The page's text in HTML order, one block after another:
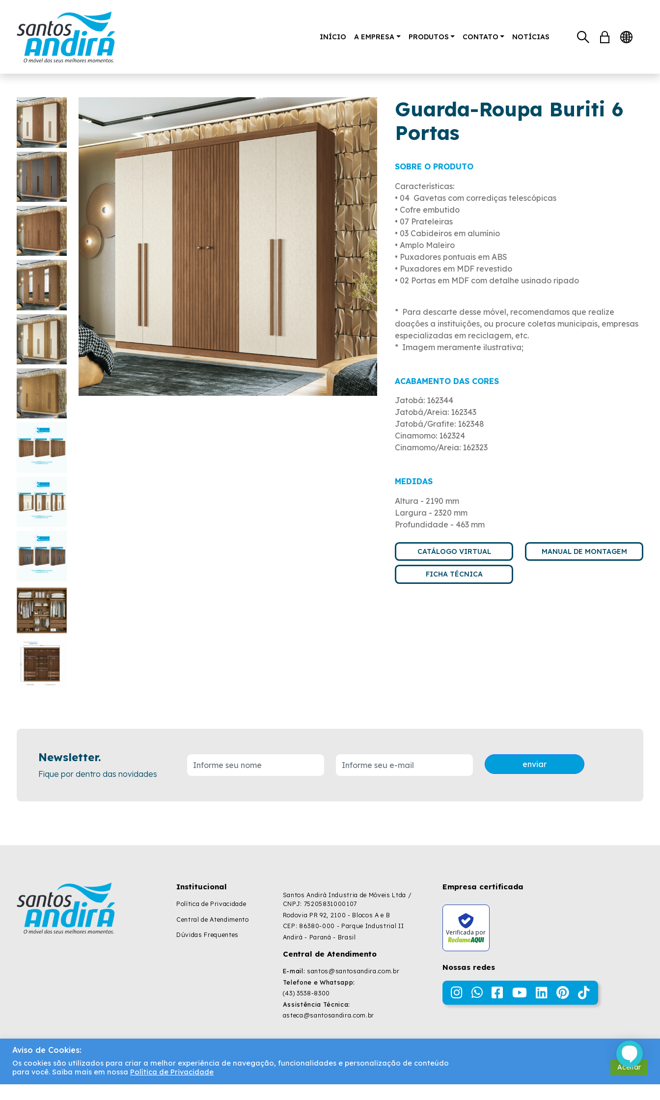
INÍCIO A EMPRESA PRODUTOS CONTATO NOTÍCIAS
Guarda-Roupa Buriti 6
Portas
SOBRE O PRODUTO
Características:
• 04 Gavetas com corrediças telescópicas
• Cofre embutido
• 07 Prateleiras
• 03 Cabideiros em alumínio
• Amplo Maleiro
• Puxadores pontuais em ABS
• Puxadores em MDF revestido
• 02 Portas em MDF com detalhe usinado ripado
* Para descarte desse móvel, recomendamos que realize
doações a instituições, ou procure coletas municipais, empresas
especializadas em reciclagem, etc.
* Imagem meramente ilustrativa;
ACABAMENTO DAS CORES
Jatobá: 162344
Jatobá/Areia: 162343
Jatobá/Grafite: 162348
Cinamomo: 162324
Cinamomo/Areia: 162323
MEDIDAS
Altura - 2190 mm
Largura - 2320 mm
Profundidade - 463 mm
CATÁLOGO VIRTUAL MANUAL DE MONTAGEM
FICHA TÉCNICA
Newsletter.
Fique por dentro das novidades
enviar
Institucional
Política de Privacidade
Central de Atendimento
Dúvidas Frequentes
Santos Andirá Industria de Móveis Ltda /
CNPJ: 75205831000107
Rodovia PR 92, 2100 - Blocos A e B
CEP: 86380-000 - Parque Industrial II
Andirá - Paraná - Brasil
Central de Atendimento
E-mail: santos@santosandira.com.br
Telefone e Whatsapp:
(43) 3538-8300
Assistência Técnica:
asteca@santosandira.com.br
Empresa certificada
Verificada por
Nossas redes
Santos Andirá | Copyright © 2021. Todos os direitos reservados Design e Desenvolvimento porDROOPI
Aviso de Cookies:
Os cookies são utilizados para criar a melhor experiência de navegação, funcionalidades e personalização de conteúdo
para você. Saiba mais em nossa Política de Privacidade Aceitar